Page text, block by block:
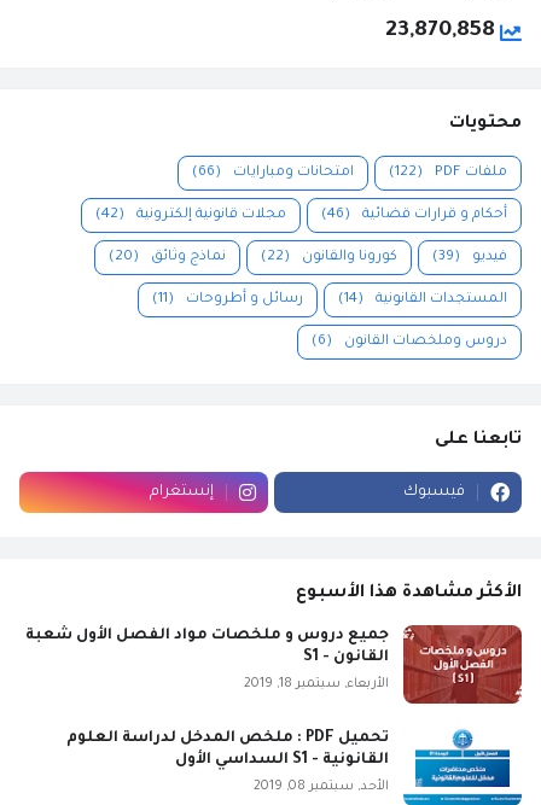
23,870,858
محتويات
ملفات PDF (122) امتحانات ومبارايات (66)
أحكام و قرارات قضائية (46) مجلات قانونية إلكترونية (42)
فيديو (39) كورونا والقانون (22) نماذج وثائق (20)
المستجدات القانونية (14) رسائل و أطروحات (11)
دروس وملخصات القانون (6)
تابعنا على
فيسبوك إنستغرام
الأكثر مشاهدة هذا الأسبوع
جميع دروس و ملخصات مواد الفصل الأول شعبة
القانون - S1
الأربعاء, سبتمبر 18, 2019
تحميل PDF : ملخص المدخل لدراسة العلوم
القانونية - S1 السداسي الأول
الأحد, سبتمبر 08, 2019